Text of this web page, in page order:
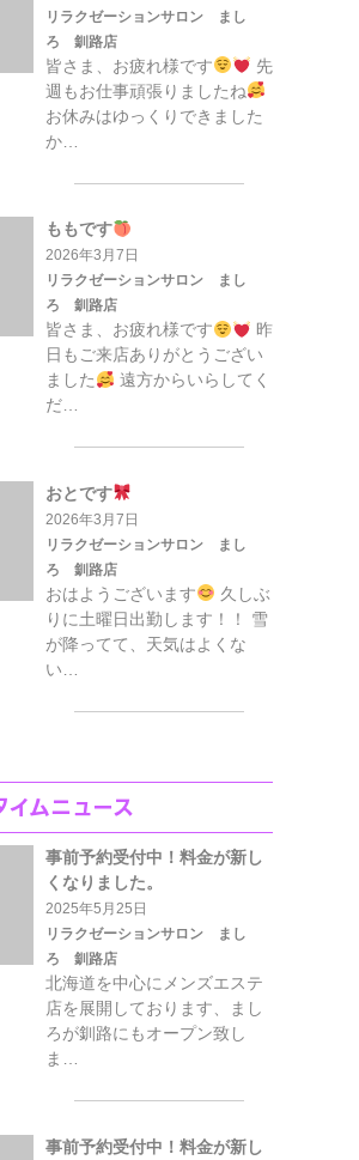
リラクゼーションサロン まし
ろ 釧路店
皆さま、お疲れ様です
先
週もお仕事頑張りましたね
お休みはゆっくりできました
か…
ももです
2026年3月7日
リラクゼーションサロン まし
ろ 釧路店
皆さま、お疲れ様です
昨
日もご来店ありがとうござい
ました
遠方からいらしてく
だ…
おとです
2026年3月7日
リラクゼーションサロン まし
ろ 釧路店
おはようございます
久しぶ
りに土曜日出勤します！！ 雪
が降ってて、天気はよくな
い…
イムニュース
事前予約受付中！料金が新し
くなりました。
2025年5月25日
リラクゼーションサロン まし
ろ 釧路店
北海道を中心にメンズエステ
店を展開しております、まし
ろが釧路にもオープン致し
ま…
事前予約受付中！料金が新し